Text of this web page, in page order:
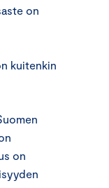
on
kuitenkin
s on